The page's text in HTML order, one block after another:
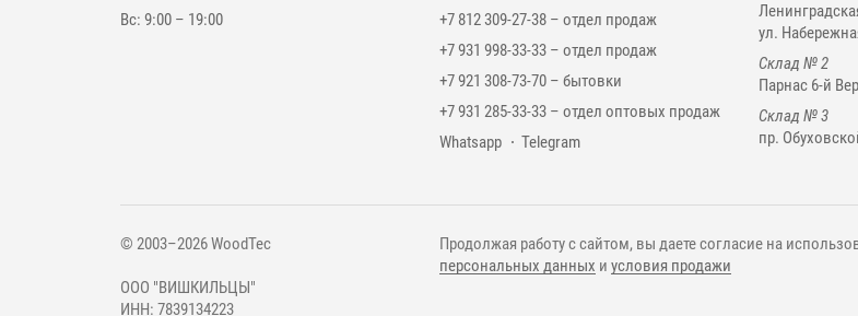
Вс: 9:00 – 19:00
+7 812 309-27-38 –отдел продаж
+7 931 998-33-33 –отдел продаж
+7 921 308-73-70 –бытовки
+7 931 285-33-33 –отдел оптовых продаж
Мессенджеры
Whatsapp Telegram
ул.
Склад № 2
Парнас 6-й
Склад № 3
пр.
© 2003–2026 WoodTec
ООО "ВИШКИЛЬЦЫ"
ИНН: 7839134223
Продолжая работу с сайтом, вы даете согласие на
персональных данных иусловия продажи